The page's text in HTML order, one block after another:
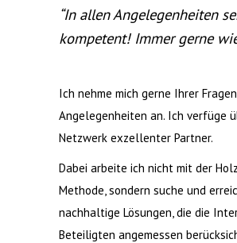
“In allen Angelegenheiten
kompetent! Immer gerne
Ich nehme mich gerne Ihrer
Angelegenheiten an. Ich verfüge
Netzwerk exzellenter Partner.
Dabei arbeite ich nicht mit der
Methode, sondern suche und
nachhaltige Lösungen, die die
Beteiligten angemessen